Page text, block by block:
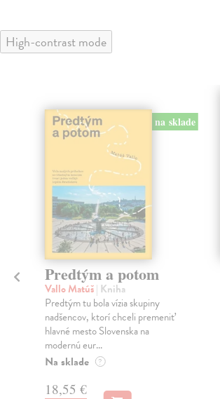
High-contrast mode
na sklade
Predtým a potom
Vallo Matúš| Kniha
Predtým tu bola vízia skupiny
nadšencov, ktorí chceli premeniť
hlavné mesto Slovenska na
modernú eur...
Na sklade ?
18,55 €